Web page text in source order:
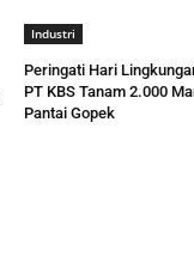
Industri
Peringati Hari
PT KBS Tanam 2.000
Pantai Gopek